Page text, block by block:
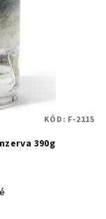
390g
KÓD: F-2115